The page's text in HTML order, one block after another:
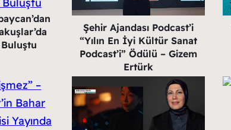
Şehir Ajandası Podcast’i
“Yılın En İyi Kültür Sanat
Podcast’i” Ödülü – Gizem
Ertürk